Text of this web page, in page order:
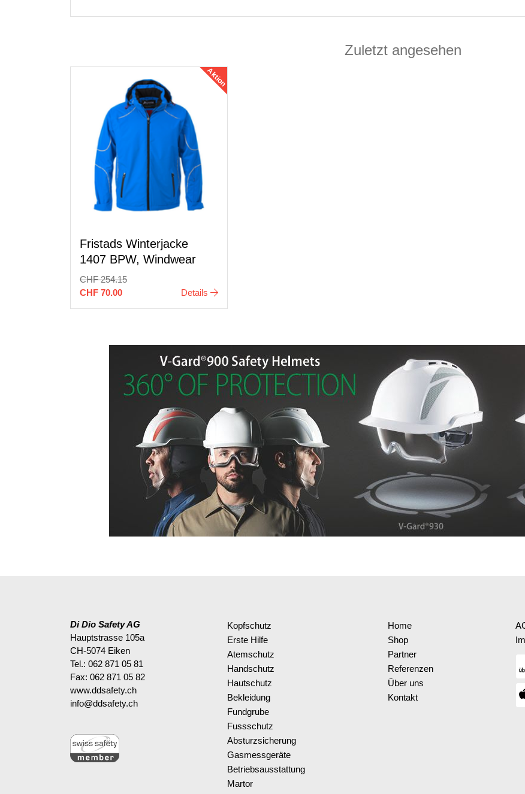
Zuletzt angesehen
Aktion
Fristads Winterjacke
1407 BPW, Windwear
CHF 254.15
CHF 70.00
Details
Di Dio Safety AG
Hauptstrasse 105a
CH-5074 Eiken
Tel.: 062 871 05 81
Fax: 062 871 05 82
www.ddsafety.ch
info@ddsafety.ch
Kopfschutz
Erste Hilfe
Atemschutz
Handschutz
Hautschutz
Bekleidung
Fundgrube
Fussschutz
Absturzsicherung
Gasmessgeräte
Betriebsausstattung
Martor
Home
Shop
Partner
Referenzen
Über uns
Kontakt